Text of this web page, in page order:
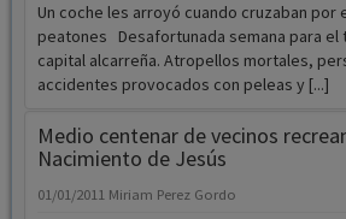
Un coche les arroyó cuando cruzaban por
peatones Desafortunada semana para el
capital alcarreña. Atropellos mortales,
accidentes provocados con peleas y [...]
Medio centenar de vecinos
Nacimiento de Jesús
01/01/2011 Miriam Perez Gordo